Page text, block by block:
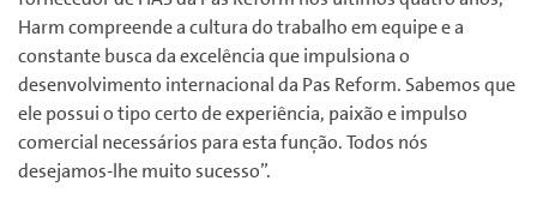
Harm compreende a cultura do trabalho em equipe e a
constante busca da excelência que impulsiona o
desenvolvimento internacional da Pas Reform. Sabemos que
ele possui o tipo certo de experiência, paixão e impulso
comercial necessários para esta função. Todos nós
desejamos-lhe muito sucesso”.